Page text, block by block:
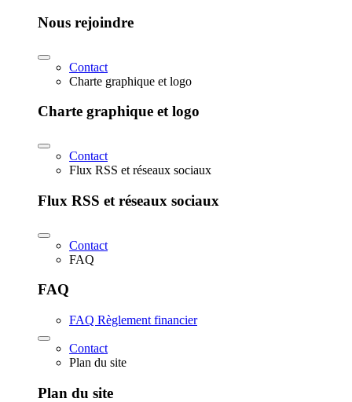
Nous rejoindre
Contact
Charte graphique et logo
Charte graphique et logo
Contact
Flux RSS et réseaux sociaux
Flux RSS et réseaux sociaux
Contact
FAQ
FAQ
FAQ Règlement financier
Contact
Plan du site
Plan du site